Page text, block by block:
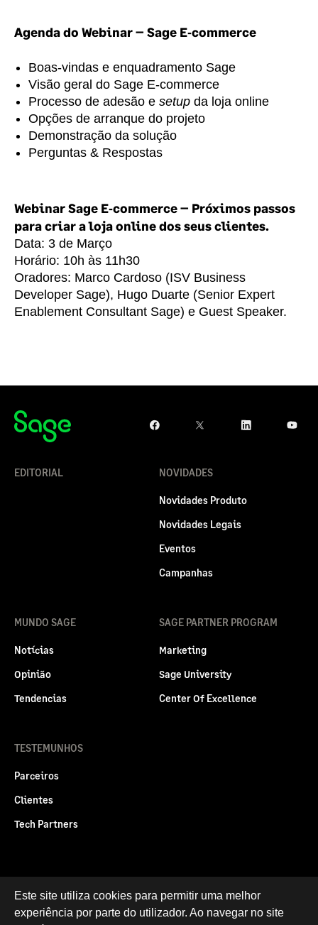
Agenda do Webinar – Sage E‑commerce
Boas‑vindas e enquadramento Sage
Visão geral do Sage E‑commerce
Processo de adesão e setup da loja online
Opções de arranque do projeto
Demonstração da solução
Perguntas & Respostas
Webinar Sage E‑commerce – Próximos passos
para criar a loja online dos seus clientes.
Data: 3 de Março
Horário: 10h às 11h30
Oradores: Marco Cardoso (ISV Business
Developer Sage), Hugo Duarte (Senior Expert
Enablement Consultant Sage) e Guest Speaker.
EDITORIAL NOVIDADES
Novidades Produto
Novidades Legais
Eventos
Campanhas
MUNDO SAGE
Notícias
Opinião
Tendencias
SAGE PARTNER PROGRAM
Marketing
Sage University
Center Of Excellence
TESTEMUNHOS
Parceiros
Clientes
Tech Partners
Politica legal Privacidade e Cookies
RGPD
Este site utiliza cookies para permitir uma melhor
experiência por parte do utilizador. Ao navegar no site